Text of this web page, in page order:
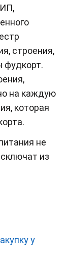
строения,
фудкорт.
на каждую
которая
не
из
у